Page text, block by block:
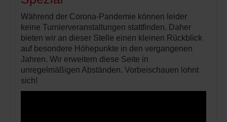
Während der Corona-Pandemie können leider
keine Turnierveranstaltungen stattfinden. Daher
bieten wir an dieser Stelle einen kleinen Rückblick
auf besondere Höhepunkte in den vergangenen
Jahren. Wir erweitern diese Seite in
unregelmäßigen Abständen. Vorbeischauen lohnt
sich!